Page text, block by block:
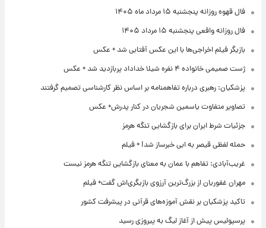
فال قهوه روزانه پنجشنبه ۱۵ مرداد ماه ۱۴۰۵
فال روزانه واقعی پنجشنبه ۱۵ مرداد ۱۴۰۵
بازیگر فیلم اخراجی‌ها با این عکس آفتابی شد + عکس
ژست صمیمی خانواده ۴ نفره شیلا خداداد پربازدید شد + عکس
پزشکیان: رهبری درباره تفاهمنامه بر اساس نظر کارشناسی تصمیم گرفتند
تصاویر متفاوت یاسمین شجریان در کنار پدرش+ عکس
جزئیات شرط ایران برای بازگشایی تنگه هرمز
حمله لفظی قیصر به ابی خبرساز شد! + فیلم
غریب‌آبادی: تفاهم با عمان به معنای بازگشایی تنگه هرمز نیست
مهران غفوریان از بزرگ‌ترین آرزوی بازیگری‌اش گفت+ فیلم
تاکید پزشکیان بر نقش آموزه‌های قرآنی در پیشرفت کشور
پرسپولیس پیش از آغاز لیگ به پیروزی رسید